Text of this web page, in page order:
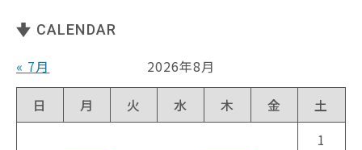
CALENDAR
« 7月
2026年8月
日
月 火 水 木 金
土
1